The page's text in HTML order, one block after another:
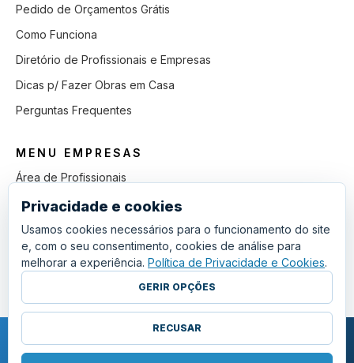
Pedido de Orçamentos Grátis
Como Funciona
Diretório de Profissionais e Empresas
Dicas p/ Fazer Obras em Casa
Perguntas Frequentes
MENU EMPRESAS
Área de Profissionais
Como Funciona
Lista de Pedidos em Aberto
Como Ganhar mais Obras
Perguntas Frequentes
COPYRIGHT © 2011 - 2026 SGSI. TODOS OS DIREITOS RESERVADOS.
Privacidade e cookies
Usamos cookies necessários para o funcionamento do site
e, com o seu consentimento, cookies de análise para
melhorar a experiência. Política de Privacidade e Cookies.
GERIR OPÇÕES
RECUSAR